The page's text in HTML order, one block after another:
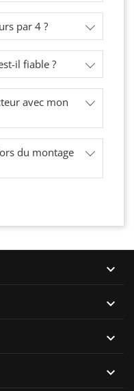
par 4 ?
il fiable ?
avec mon
du montage



